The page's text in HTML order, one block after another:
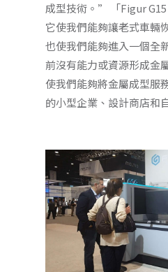
成型技術。” 「Figur G15
它使我們能夠讓老式車輛
也使我們能夠進入一個全
前沒有能力或資源形成金
使我們能夠將金屬成型服
的小型企業、設計商店和